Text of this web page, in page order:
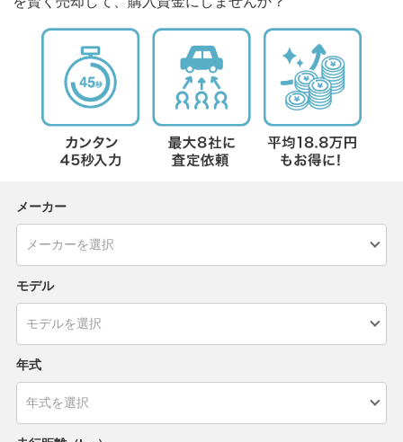
メーカー
モデル
年式